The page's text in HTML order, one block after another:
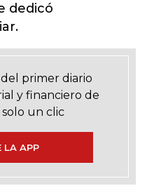
dedicó
primer diario
y financiero de
un clic
LA APP